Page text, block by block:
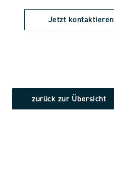
Jetzt kontaktieren
zurück zur Übersicht